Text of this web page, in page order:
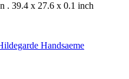
. 39.4 x 27.6 x 0.1 inch